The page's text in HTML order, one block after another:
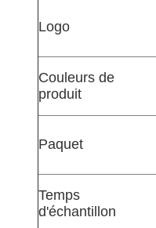
Logo
Couleurs de
produit
Paquet
Temps
d'échantillon